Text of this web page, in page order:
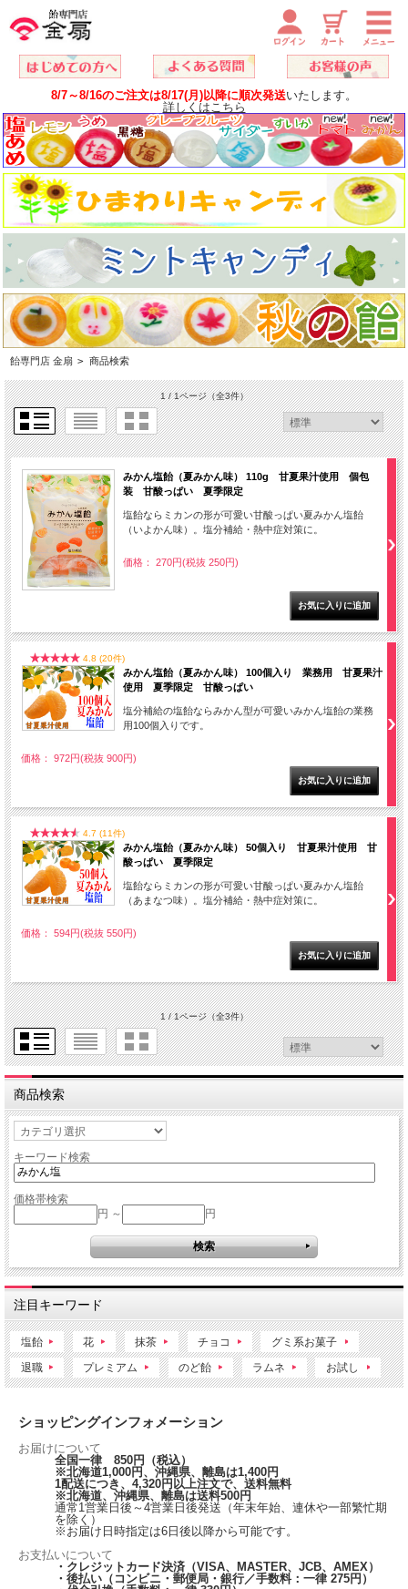
8/7～8/16のご注文は8/17(月)以降に順次発送いたします。
詳しくはこちら
飴専門店 金扇 > 商品検索
1 / 1ページ（全3件）
みかん塩飴（夏みかん味） 110g 甘夏果汁使用 個包
装 甘酸っぱい 夏季限定
塩飴ならミカンの形が可愛い甘酸っぱい夏みかん塩飴
（いよかん味）。塩分補給・熱中症対策に。
価格： 270円(税抜 250円)
4.8 (20件)
みかん塩飴（夏みかん味） 100個入り 業務用 甘夏果汁
使用 夏季限定 甘酸っぱい
塩分補給の塩飴ならみかん型が可愛いみかん塩飴の業務
用100個入りです。
価格： 972円(税抜 900円)
4.7 (11件)
みかん塩飴（夏みかん味） 50個入り 甘夏果汁使用 甘
酸っぱい 夏季限定
塩飴ならミカンの形が可愛い甘酸っぱい夏みかん塩飴
（あまなつ味）。塩分補給・熱中症対策に。
価格： 594円(税抜 550円)
1 / 1ページ（全3件）
商品検索
キーワード検索
価格帯検索
円 ～
円
注目キーワード
塩飴 花 抹茶 チョコ グミ系お菓子
退職 プレミアム のど飴 ラムネ お試し
ショッピングインフォメーション
お届けについて
全国一律 850円（税込）
※北海道1,000円、沖縄県、離島は1,400円
1配送につき、4,320円以上注文で、送料無料
※北海道、沖縄県、離島は送料500円
通常1営業日後～4営業日後発送（年末年始、連休や一部繁忙期
を除く）
※お届け日時指定は6日後以降から可能です。
お支払いについて
・クレジットカード決済（VISA、MASTER、JCB、AMEX）
・後払い（コンビニ・郵便局・銀行／手数料：一律 275円）